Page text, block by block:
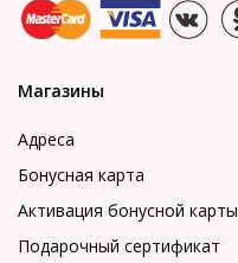
Магазины
Адреса
Бонусная карта
Активация бонусной карты
Подарочный сертификат